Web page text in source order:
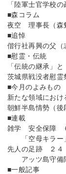
「陸軍士官学校
■森コラム
夜空 理事長（森
■追悼
偕行社再興の父（
■慰霊・伝統
「伝統の継承」
茨城県戦没者慰霊
■今月のよみもの
新たな領域におけ
朝鮮半島情勢（後
■連載
雑学 安全保障
「空母キラー」
先人の足跡 ２
アッツ島守備
■一般記事